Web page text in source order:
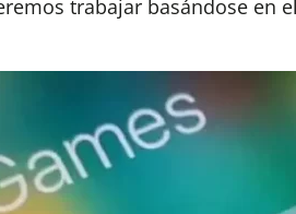
trabajar basándose